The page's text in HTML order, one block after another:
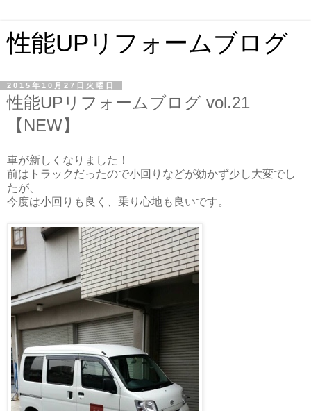
性能UPリフォームブログ
2015年10月27日火曜日
性能UPリフォームブログ vol.21
【NEW】
車が新しくなりました！
前はトラックだったので小回りなどが効かず少し大変でし
たが、
今度は小回りも良く、乗り心地も良いです。